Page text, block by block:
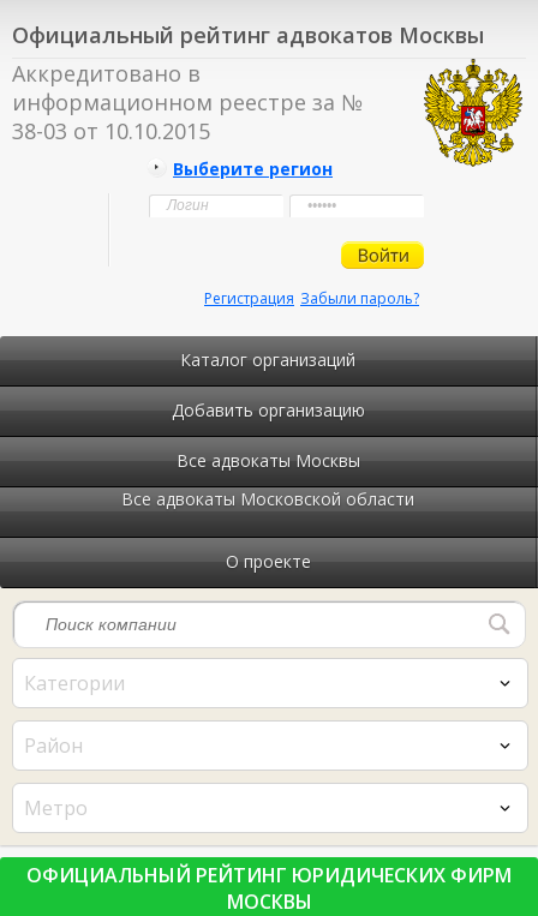
Официальный рейтинг адвокатов Москвы
Аккредитовано в
информационном реестре за №
38-03 от 10.10.2015
Выберите регион
Забыли пароль?
Регистрация
Каталог организаций
Добавить организацию
Все адвокаты Москвы
Все адвокаты Московской области
О проекте
Категории
Район
Метро
ОФИЦИАЛЬНЫЙ РЕЙТИНГ ЮРИДИЧЕСКИХ ФИРМ
МОСКВЫ